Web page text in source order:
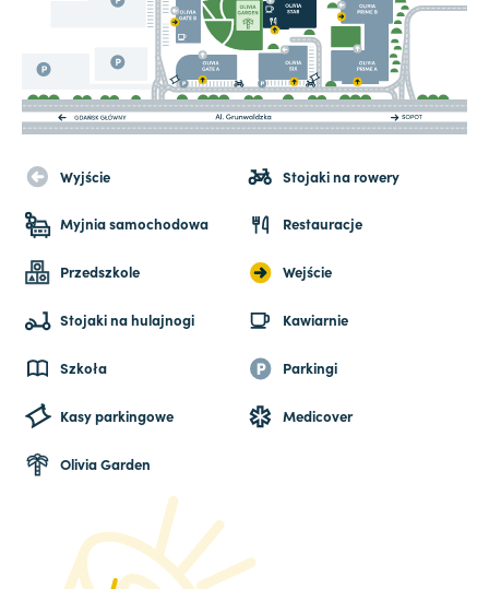
Wyjście Stojaki na rowery
Myjnia samochodowa Restauracje
Przedszkole Wejście
Stojaki na hulajnogi Kawiarnie
Szkoła Parkingi
Kasy parkingowe Medicover
Olivia Garden